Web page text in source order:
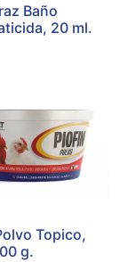
Baño
20 ml.
Topico,
g.